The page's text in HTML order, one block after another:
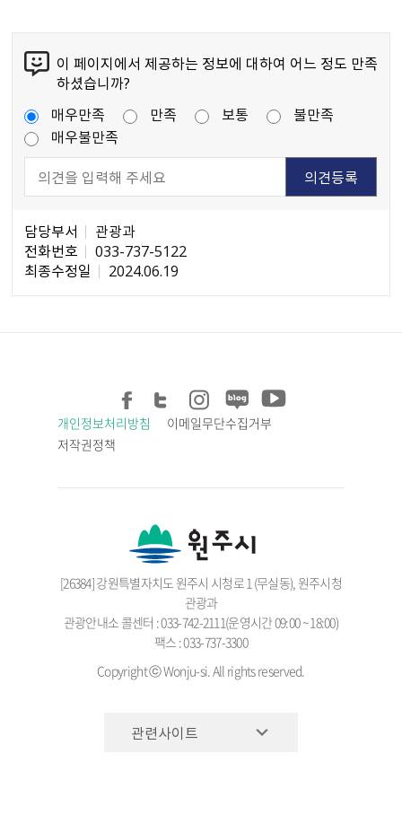
이 페이지에서 제공하는 정보에 대하여 어느 정도 만족
하셨습니까?
매우만족
만족 보통
불만족
매우불만족
담당부서
관광과
전화번호
033-737-5122
최종수정일
2024.06.19
개인정보처리방침
이메일무단수집거부
저작권정책
[26384] 강원특별자치도 원주시 시청로 1 (무실동), 원주시청
관광과
관광안내소 콜센터 : 033-742-2111(운영시간 09:00 ~ 18:00)
팩스 : 033-737-3300
Copyright ⓒ Wonju-si. All rights reserved.
관련사이트